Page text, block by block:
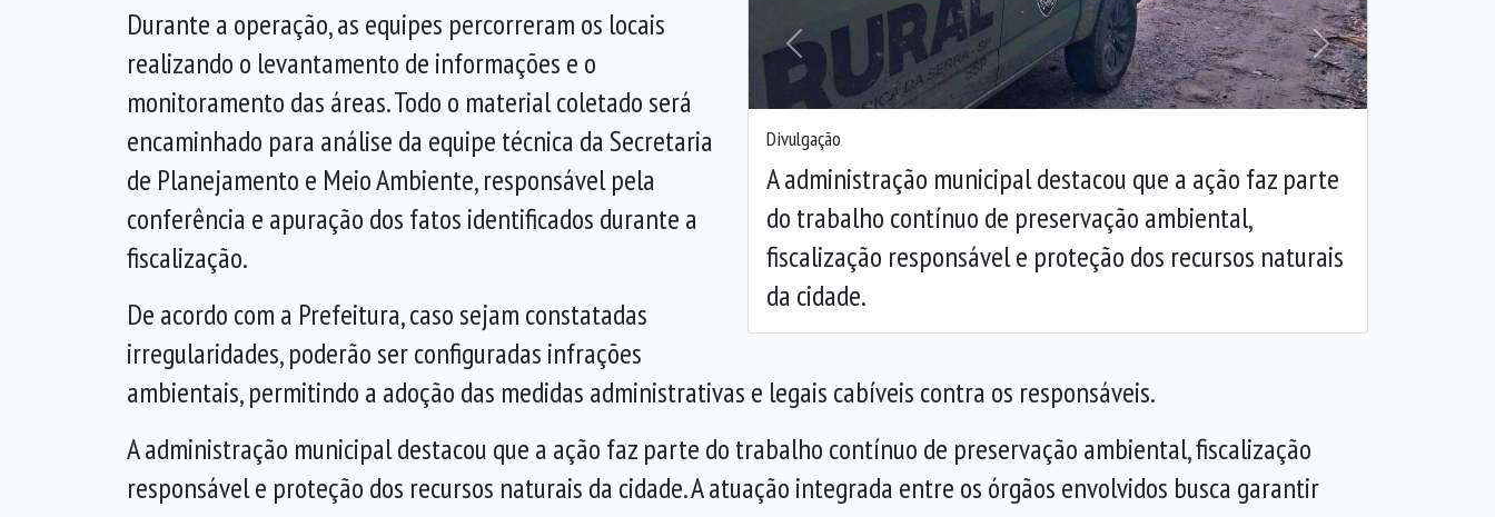
Divulgação
A administração municipal destacou que a ação faz parte
do trabalho contínuo de preservação ambiental,
fiscalização responsável e proteção dos recursos naturais
da cidade.
Anterior Próxima
Durante a operação, as equipes percorreram os locais
realizando o levantamento de informações e o
monitoramento das áreas. Todo o material coletado será
encaminhado para análise da equipe técnica da Secretaria
de Planejamento e Meio Ambiente, responsável pela
conferência e apuração dos fatos identificados durante a
fiscalização.
De acordo com a Prefeitura, caso sejam constatadas
irregularidades, poderão ser configuradas infrações
ambientais, permitindo a adoção das medidas administrativas e legais cabíveis contra os responsáveis.
A administração municipal destacou que a ação faz parte do trabalho contínuo de preservação ambiental, fiscalização
responsável e proteção dos recursos naturais da cidade. A atuação integrada entre os órgãos envolvidos busca garantir